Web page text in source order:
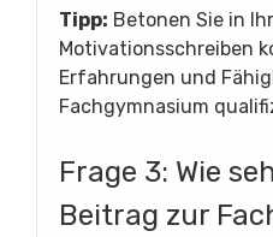
Tipp: Betonen Sie in
Motivationsschreiben
Erfahrungen und
Fachgymnasium
Frage 3: Wie
Beitrag zur